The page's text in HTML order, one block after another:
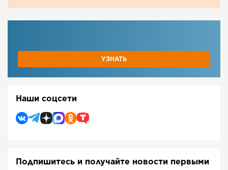
УЗНАТЬ
Наши соцсети
Подпишитесь и получайте новости первыми